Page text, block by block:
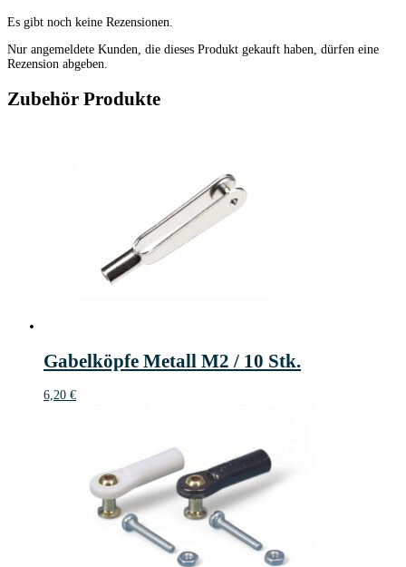
Es gibt noch keine Rezensionen.
Nur angemeldete Kunden, die dieses Produkt gekauft haben, dürfen eine
Rezension abgeben.
Zubehör Produkte
Gabelköpfe Metall M2 / 10 Stk.
6,20 €